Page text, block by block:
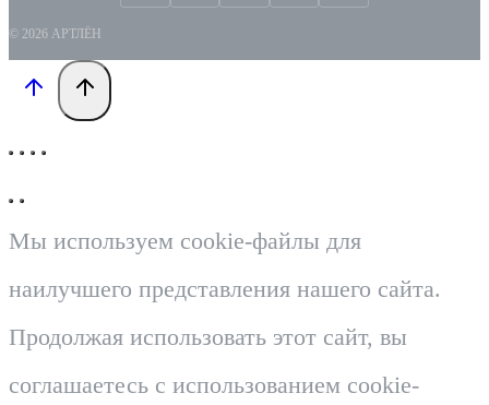
© 2026 АРТЛЁН
Мы используем cookie-файлы для
наилучшего представления нашего сайта.
Продолжая использовать этот сайт, вы
соглашаетесь с использованием cookie-